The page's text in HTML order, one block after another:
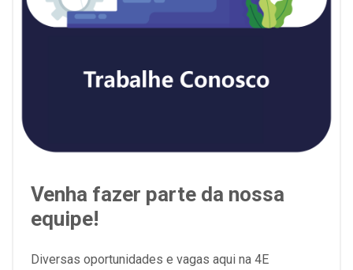
Venha fazer parte da nossa
equipe!
Diversas oportunidades e vagas aqui na 4E